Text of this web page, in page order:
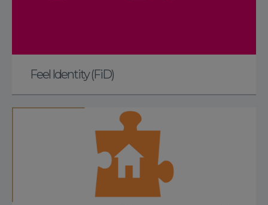
Feel Identity (FiD)